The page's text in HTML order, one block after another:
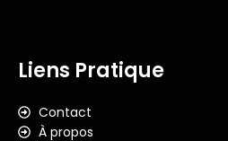
Liens Pratique
Contact
À propos